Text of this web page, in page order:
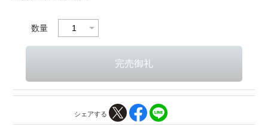
数量
シェアする